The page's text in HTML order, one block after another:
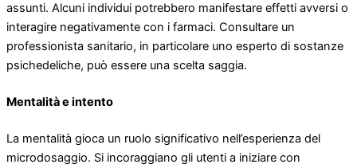
assunti. Alcuni individui potrebbero manifestare effetti avversi o
interagire negativamente con i farmaci. Consultare un
professionista sanitario, in particolare uno esperto di sostanze
psichedeliche, può essere una scelta saggia.
Mentalità e intento
La mentalità gioca un ruolo significativo nell’esperienza del
microdosaggio. Si incoraggiano gli utenti a iniziare con